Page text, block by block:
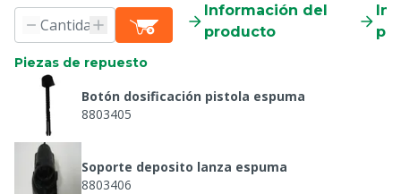
Información del
producto
Piezas de repuesto
Botón dosificación pistola espuma
8803405
Soporte deposito lanza espuma
8803406